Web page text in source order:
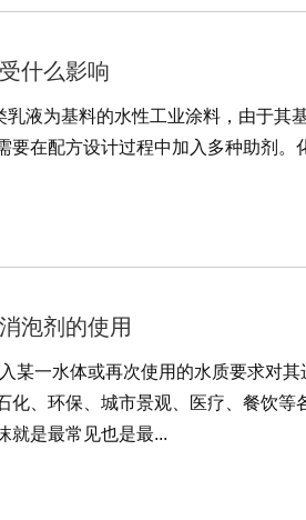
什么影响
液为基料的水性工业涂料，由于其
要在配方设计过程中加入多种助剂
泡剂的使用
某一水体或再次使用的水质要求对
化、环保、城市景观、医疗、餐饮等
就是最常见也是最...